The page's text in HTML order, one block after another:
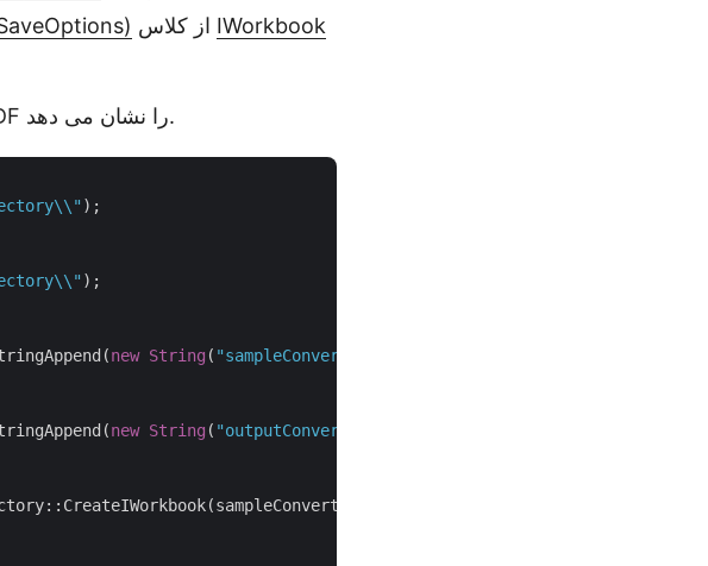
IWorkbook
نمونه کد زیر نحوه تنظیم سطح انطباق در تبدیل Excel به PDF را نشان می دهد.
);
);
new String ( "sampleConvertExcelWorkbookToPDF.xlsx"
new String (